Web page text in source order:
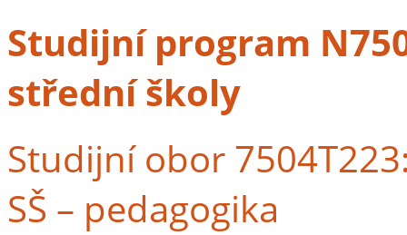
Studijní program
střední školy
Studijní obor
SŠ – pedagogika